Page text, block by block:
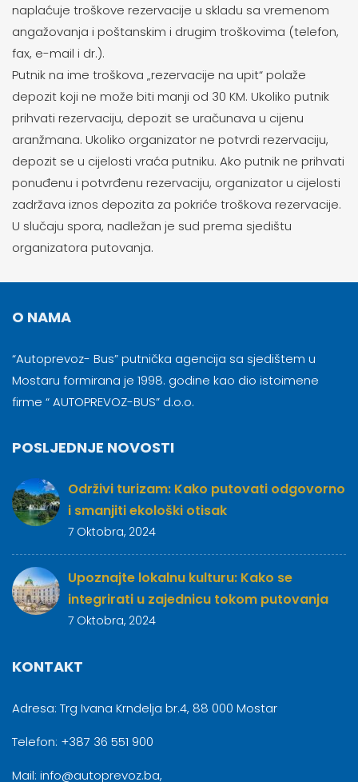
naplaćuje troškove rezervacije u skladu sa vremenom
angažovanja i poštanskim i drugim troškovima (telefon,
fax, e-mail i dr.).
Putnik na ime troškova „rezervacije na upit“ polaže
depozit koji ne može biti manji od 30 KM. Ukoliko putnik
prihvati rezervaciju, depozit se uračunava u cijenu
aranžmana. Ukoliko organizator ne potvrdi rezervaciju,
depozit se u cijelosti vraća putniku. Ako putnik ne prihvati
ponuđenu i potvrđenu rezervaciju, organizator u cijelosti
zadržava iznos depozita za pokriće troškova rezervacije.
U slučaju spora, nadležan je sud prema sjedištu
organizatora putovanja.
O NAMA
“Autoprevoz- Bus” putnička agencija sa sjedištem u
Mostaru formirana je 1998. godine kao dio istoimene
firme “ AUTOPREVOZ-BUS” d.o.o.
POSLJEDNJE NOVOSTI
Održivi turizam: Kako putovati odgovorno
i smanjiti ekološki otisak
7 Oktobra, 2024
Upoznajte lokalnu kulturu: Kako se
integrirati u zajednicu tokom putovanja
7 Oktobra, 2024
KONTAKT
Adresa: Trg Ivana Krndelja br.4, 88 000 Mostar
Telefon: +387 36 551 900
Mail: info@autoprevoz.ba,